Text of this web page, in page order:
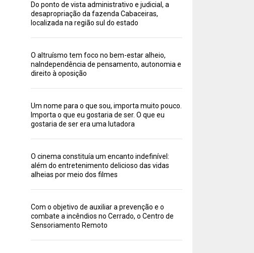
Do ponto de vista administrativo e judicial, a
desapropriação da fazenda Cabaceiras,
localizada na região sul do estado
O altruísmo tem foco no bem-estar alheio,
naIndependência de pensamento, autonomia e
direito à oposição
Um nome para o que sou, importa muito pouco.
Importa o que eu gostaria de ser. O que eu
gostaria de ser era uma lutadora
O cinema constituía um encanto indefinível:
além do entretenimento delicioso das vidas
alheias por meio dos filmes
Com o objetivo de auxiliar a prevenção e o
combate a incêndios no Cerrado, o Centro de
Sensoriamento Remoto